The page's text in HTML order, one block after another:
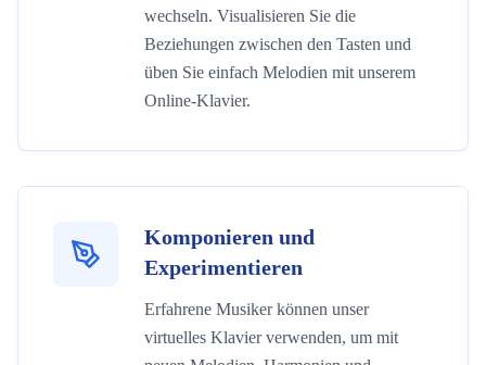
wechseln. Visualisieren Sie die
Beziehungen zwischen den Tasten und
üben Sie einfach Melodien mit unserem
Online-Klavier.
Komponieren und
Experimentieren
Erfahrene Musiker können unser
virtuelles Klavier verwenden, um mit